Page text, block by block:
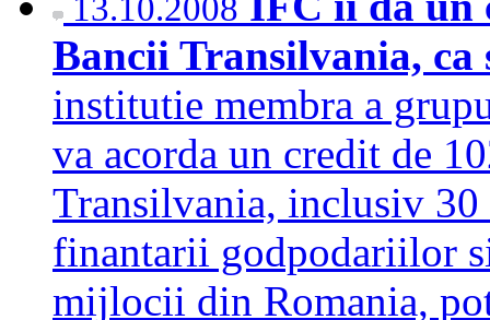
13.10.2008
Bancii Transilvania,
institutie membra a
va acorda un credit de
Transilvania, inclusiv
finantarii godpodariilor
mijlocii din Romania,